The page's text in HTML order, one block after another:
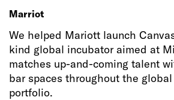
Marriot
We helped Mariott launch
kind global incubator aimed at
matches up-and-coming talent
bar spaces throughout the
portfolio.